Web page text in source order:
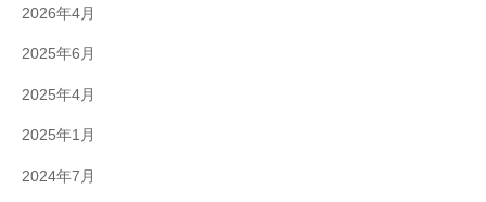
2026年4月
2025年6月
2025年4月
2025年1月
2024年7月